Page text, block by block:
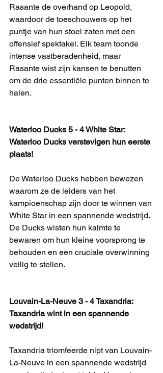
Rasante de overhand op Leopold,
waardoor de toeschouwers op het
puntje van hun stoel zaten met een
offensief spektakel. Elk team toonde
intense vastberadenheid, maar
Rasante wist zijn kansen te benutten
om de drie essentiële punten binnen te
halen.
Waterloo Ducks 5 - 4 White Star:
Waterloo Ducks verstevigen hun eerste
plaats!
De Waterloo Ducks hebben bewezen
waarom ze de leiders van het
kampioenschap zijn door te winnen van
White Star in een spannende wedstrijd.
De Ducks wisten hun kalmte te
bewaren om hun kleine voorsprong te
behouden en een cruciale overwinning
veilig te stellen.
Louvain-La-Neuve 3 - 4 Taxandria:
Taxandria wint in een spannende
wedstrijd!
Taxandria triomfeerde nipt van Louvain-
La-Neuve in een spannende wedstrijd